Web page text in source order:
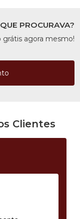
PROCURAVA?
grátis agora mesmo!
Clientes